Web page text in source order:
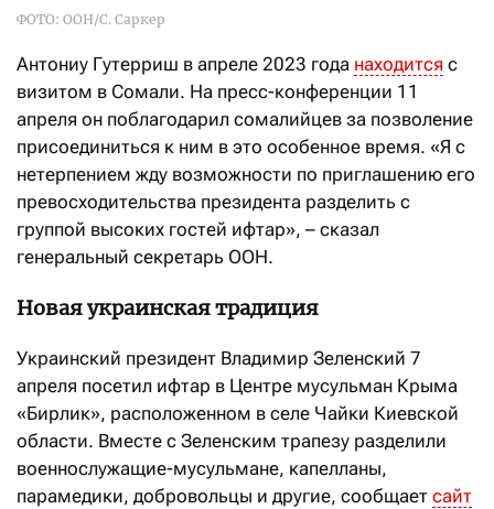
ФОТО: ООН/С. Саркер
Антониу Гутерриш в апреле 2023 года находится с
визитом в Сомали. На пресс-конференции 11
апреля он поблагодарил сомалийцев за позволение
присоединиться к ним в это особенное время. «Я с
нетерпением жду возможности по приглашению его
превосходительства президента разделить с
группой высоких гостей ифтар», – сказал
генеральный секретарь ООН.
Новая украинская традиция
Украинский президент Владимир Зеленский 7
апреля посетил ифтар в Центре мусульман Крыма
«Бирлик», расположенном в селе Чайки Киевской
области. Вместе с Зеленским трапезу разделили
военнослужащие-мусульмане, капелланы,
парамедики, добровольцы и другие, сообщает сайт